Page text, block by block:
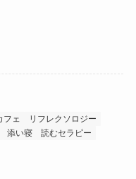
フェ
リフレクソロジー
添い寝
読むセラピー